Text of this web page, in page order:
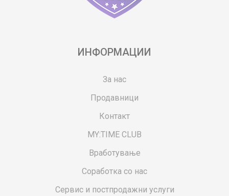
ИНФОРМАЦИИ
За нас
Продавници
Контакт
MY:TIME CLUB
Вработување
Соработка со нас
Сервис и постпродажни услуги